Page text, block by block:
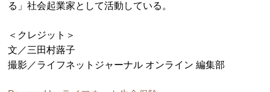
る」社会起業家として活動している。
＜クレジット＞
文／三田村蕗子
撮影／ライフネットジャーナル オンライン 編集部